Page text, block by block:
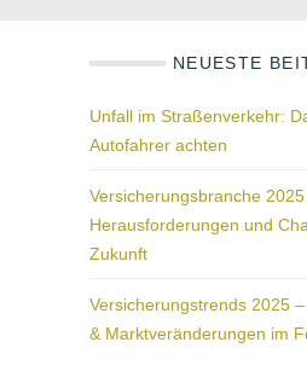
NEUESTE
Unfall im Straßenverkehr:
Autofahrer achten
Versicherungsbranche 2025
Herausforderungen und
Zukunft
Versicherungstrends 2025
& Marktveränderungen im